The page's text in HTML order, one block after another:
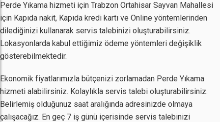
Perde Yıkama hizmeti için Trabzon Ortahisar Sayvan Mahallesi
için Kapıda nakit, Kapıda kredi kartı ve Online yöntemlerinden
dilediğinizi kullanarak servis talebinizi oluşturabilirsiniz.
Lokasyonlarda kabul ettiğimiz ödeme yöntemleri değişiklik
gösterebilmektedir.
Ekonomik fiyatlarımızla bütçenizi zorlamadan Perde Yıkama
hizmeti alabilirsiniz. Kolaylıkla servis talebi oluşturabilirsiniz.
Belirlemiş olduğunuz saat aralığında adresinizde olmaya
çalışacağız. En geç 7 iş günü içerisinde servis talebinizi